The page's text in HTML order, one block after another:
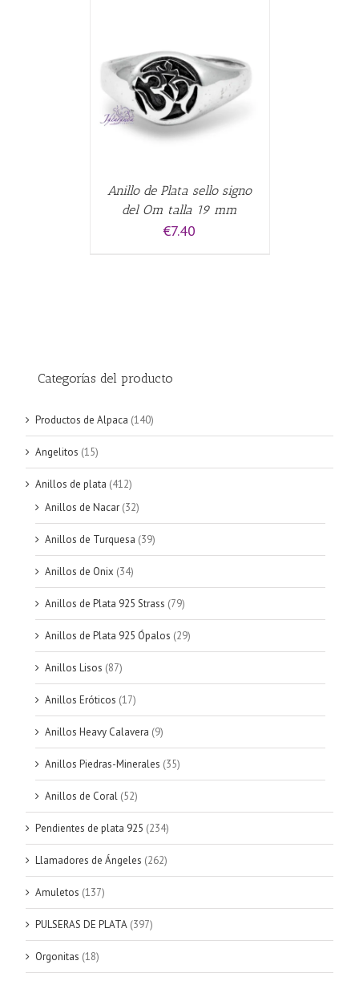
Anillo de Plata sello signo
del Om talla 19 mm
€7.40
Categorías del producto
Productos de Alpaca (140)
Angelitos (15)
Anillos de plata (412)
Anillos de Nacar (32)
Anillos de Turquesa (39)
Anillos de Onix (34)
Anillos de Plata 925 Strass (79)
Anillos de Plata 925 Ópalos (29)
Anillos Lisos (87)
Anillos Eróticos (17)
Anillos Heavy Calavera (9)
Anillos Piedras-Minerales (35)
Anillos de Coral (52)
Pendientes de plata 925 (234)
Llamadores de Ángeles (262)
Amuletos (137)
PULSERAS DE PLATA (397)
Orgonitas (18)